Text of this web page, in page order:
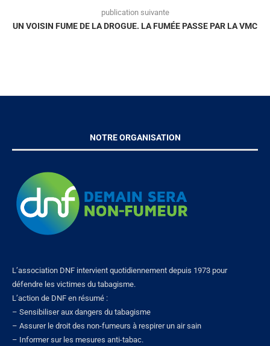
publication suivante
UN VOISIN FUME DE LA DROGUE. LA FUMÉE PASSE PAR LA VMC
NOTRE ORGANISATION
L’association DNF intervient quotidiennement depuis 1973 pour
défendre les victimes du tabagisme.
L’action de DNF en résumé :
– Sensibiliser aux dangers du tabagisme
– Assurer le droit des non-fumeurs à respirer un air sain
– Informer sur les mesures anti-tabac.